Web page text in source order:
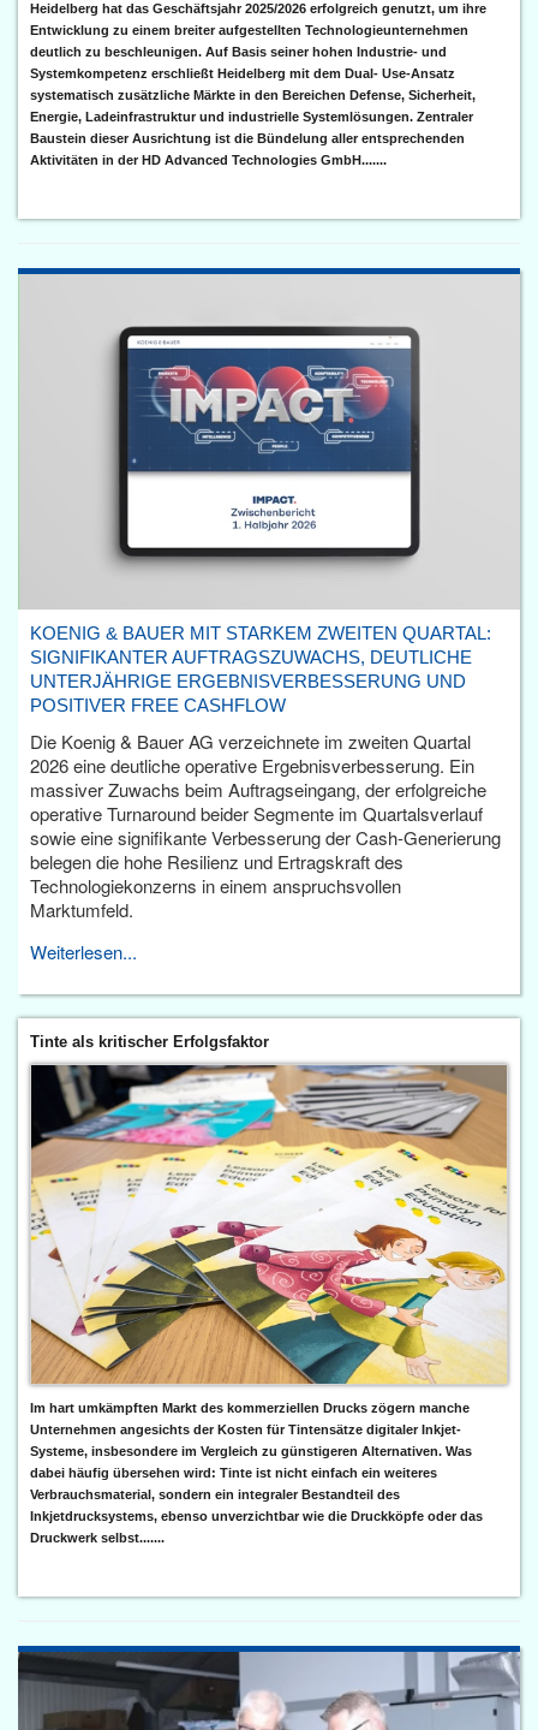
Heidelberg hat das Geschäftsjahr 2025/2026 erfolgreich genutzt, um ihre
Entwicklung zu einem breiter aufgestellten Technologieunternehmen
deutlich zu beschleunigen. Auf Basis seiner hohen Industrie- und
Systemkompetenz erschließt Heidelberg mit dem Dual- Use-Ansatz
systematisch zusätzliche Märkte in den Bereichen Defense, Sicherheit,
Energie, Ladeinfrastruktur und industrielle Systemlösungen. Zentraler
Baustein dieser Ausrichtung ist die Bündelung aller entsprechenden
Aktivitäten in der HD Advanced Technologies GmbH.......
KOENIG & BAUER MIT STARKEM ZWEITEN QUARTAL:
SIGNIFIKANTER AUFTRAGSZUWACHS, DEUTLICHE
UNTERJÄHRIGE ERGEBNISVERBESSERUNG UND
POSITIVER FREE CASHFLOW
Die Koenig & Bauer AG verzeichnete im zweiten Quartal
2026 eine deutliche operative Ergebnisverbesserung. Ein
massiver Zuwachs beim Auftragseingang, der erfolgreiche
operative Turnaround beider Segmente im Quartalsverlauf
sowie eine signifikante Verbesserung der Cash-Generierung
belegen die hohe Resilienz und Ertragskraft des
Technologiekonzerns in einem anspruchsvollen
Marktumfeld.
Weiterlesen...
Tinte als kritischer Erfolgsfaktor
Im hart umkämpften Markt des kommerziellen Drucks zögern manche
Unternehmen angesichts der Kosten für Tintensätze digitaler Inkjet-
Systeme, insbesondere im Vergleich zu günstigeren Alternativen. Was
dabei häufig übersehen wird: Tinte ist nicht einfach ein weiteres
Verbrauchsmaterial, sondern ein integraler Bestandteil des
Inkjetdrucksystems, ebenso unverzichtbar wie die Druckköpfe oder das
Druckwerk selbst.......